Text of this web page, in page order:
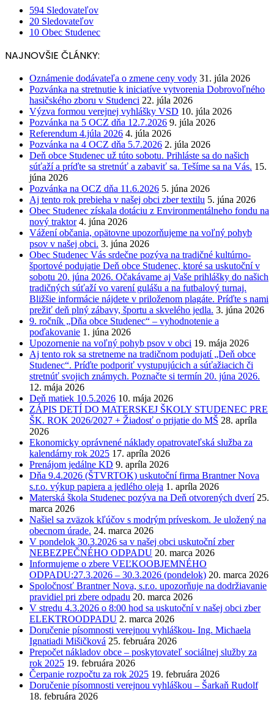
594 Sledovateľov
20 Sledovateľov
10 Obec Studenec
NAJNOVŠIE ČLÁNKY:
Oznámenie dodávateľa o zmene ceny vody 31. júla 2026
Pozvánka na stretnutie k iniciatíve vytvorenia Dobrovoľného
hasičského zboru v Studenci 22. júla 2026
Výzva formou verejnej vyhlášky VSD 10. júla 2026
Pozvánka na 5 OCZ dňa 12.7.2026 9. júla 2026
Referendum 4.júla 2026 4. júla 2026
Pozvánka na 4 OCZ dňa 5.7.2026 2. júla 2026
Deň obce Studenec už túto sobotu. Prihláste sa do našich
súťaží a príďte sa stretnúť a zabaviť sa. Tešíme sa na Vás. 15.
júna 2026
Pozvánka na OCZ dňa 11.6.2026 5. júna 2026
Aj tento rok prebieha v našej obci zber textilu 5. júna 2026
Obec Studenec získala dotáciu z Environmentálneho fondu na
nový traktor 4. júna 2026
Vážení občania, opätovne upozorňujeme na voľný pohyb
psov v našej obci. 3. júna 2026
Obec Studenec Vás srdečne pozýva na tradičné kultúrno-
športové podujatie Deň obce Studenec, ktoré sa uskutoční v
sobotu 20. júna 2026. Očakávame aj Vaše prihlášky do našich
tradičných súťaží vo varení gulášu a na futbalový turnaj.
Bližšie informácie nájdete v priloženom plagáte. Príďte s nami
prežiť deň plný zábavy, športu a skvelého jedla. 3. júna 2026
9. ročník „Dňa obce Studenec“ – vyhodnotenie a
poďakovanie 1. júna 2026
Upozornenie na voľný pohyb psov v obci 19. mája 2026
Aj tento rok sa stretneme na tradičnom podujatí „Deň obce
Studenec“. Príďte podporiť vystupujúcich a súťažiacich či
stretnúť svojich známych. Poznačte si termín 20. júna 2026.
12. mája 2026
Deň matiek 10.5.2026 10. mája 2026
ZÁPIS DETÍ DO MATERSKEJ ŠKOLY STUDENEC PRE
ŠK. ROK 2026/2027 + Žiadosť o prijatie do MŠ 28. apríla
2026
Ekonomicky oprávnené náklady opatrovateľská služba za
kalendárny rok 2025 17. apríla 2026
Prenájom jedálne KD 9. apríla 2026
Dňa 9.4.2026 (ŠTVRTOK) uskutoční firma Brantner Nova
s.r.o. výkup papiera a jedlého oleja 1. apríla 2026
Materská škola Studenec pozýva na Deň otvorených dverí 25.
marca 2026
Našiel sa zväzok kľúčov s modrým príveskom. Je uložený na
obecnom úrade. 24. marca 2026
V pondelok 30.3.2026 sa v našej obci uskutoční zber
NEBEZPEČNÉHO ODPADU 20. marca 2026
Informujeme o zbere VEĽKOOBJEMNÉHO
ODPADU:27.3.2026 – 30.3.2026 (pondelok) 20. marca 2026
Spoločnosť Brantner Nova, s.r.o. upozorňuje na dodržiavanie
pravidiel pri zbere odpadu 20. marca 2026
V stredu 4.3.2026 o 8:00 hod sa uskutoční v našej obci zber
ELEKTROODPADU 2. marca 2026
Doručenie písomnosti verejnou vyhláškou- Ing. Michaela
Ignatiadi Mišičková 25. februára 2026
Prepočet nákladov obce – poskytovateľ sociálnej služby za
rok 2025 19. februára 2026
Čerpanie rozpočtu za rok 2025 19. februára 2026
Doručenie písomnosti verejnou vyhláškou – Šarkaň Rudolf
18. februára 2026